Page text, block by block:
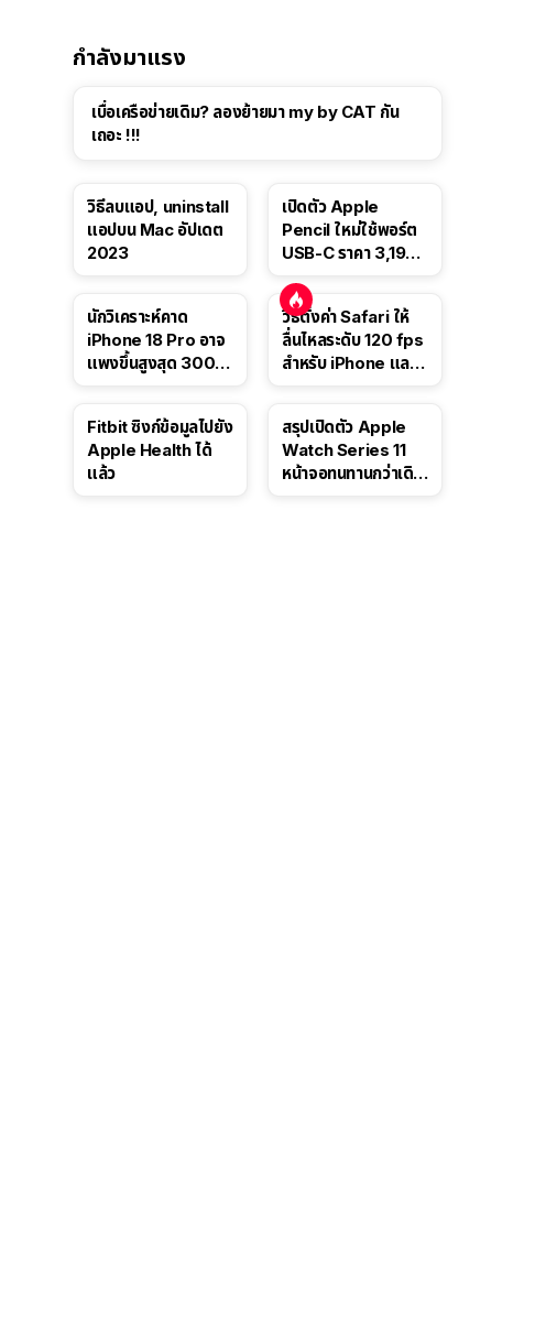
กำลังมาแรง
เบื่อเครือข่ายเดิม? ลองย้ายมา my by CAT กัน
เถอะ !!!
วิธีลบแอป, uninstall
แอปบน Mac อัปเดต
2023
เปิดตัว Apple
Pencil ใหม่ใช้พอร์ต
USB-C ราคา 3,190
นี้
นักวิเคราะห์คาด
iPhone 18 Pro อาจ
แพงขึ้นสูงสุด 300
วิธีตั้งค่า Safari ให้
ลื่นไหลระดับ 120 fps
สำหรับ iPhone และ
Fitbit ซิงก์ข้อมูลไปยัง
Apple Health ได้
แล้ว
สรุปเปิดตัว Apple
Watch Series 11
หน้าจอทนทานกว่าเดิม